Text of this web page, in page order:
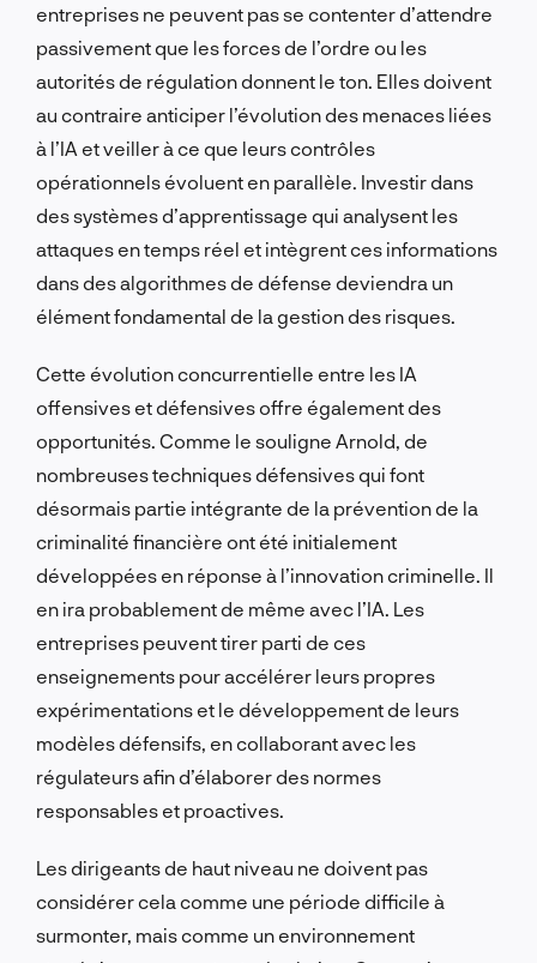
entreprises ne peuvent pas se contenter d’attendre
passivement que les forces de l’ordre ou les
autorités de régulation donnent le ton. Elles doivent
au contraire anticiper l’évolution des menaces liées
à l’IA et veiller à ce que leurs contrôles
opérationnels évoluent en parallèle. Investir dans
des systèmes d’apprentissage qui analysent les
attaques en temps réel et intègrent ces informations
dans des algorithmes de défense deviendra un
élément fondamental de la gestion des risques.
Cette évolution concurrentielle entre les IA
offensives et défensives offre également des
opportunités. Comme le souligne Arnold, de
nombreuses techniques défensives qui font
désormais partie intégrante de la prévention de la
criminalité financière ont été initialement
développées en réponse à l’innovation criminelle. Il
en ira probablement de même avec l’IA. Les
entreprises peuvent tirer parti de ces
enseignements pour accélérer leurs propres
expérimentations et le développement de leurs
modèles défensifs, en collaborant avec les
régulateurs afin d’élaborer des normes
responsables et proactives.
Les dirigeants de haut niveau ne doivent pas
considérer cela comme une période difficile à
surmonter, mais comme un environnement